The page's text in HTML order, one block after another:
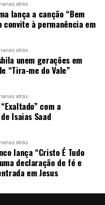
atrás
lança a canção “Bem
convite à permanência em
atrás
unem gerações em
“Tira-me do Vale”
atrás
com a
Isaias Saad
atrás
lança “Cristo É Tudo
declaração de fé e
em Jesus